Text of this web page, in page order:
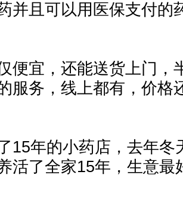
并且可以用医保支付的
便宜，还能送货上门，
服务，线上都有，价格
15年的小药店，去年冬
活了全家15年，生意最